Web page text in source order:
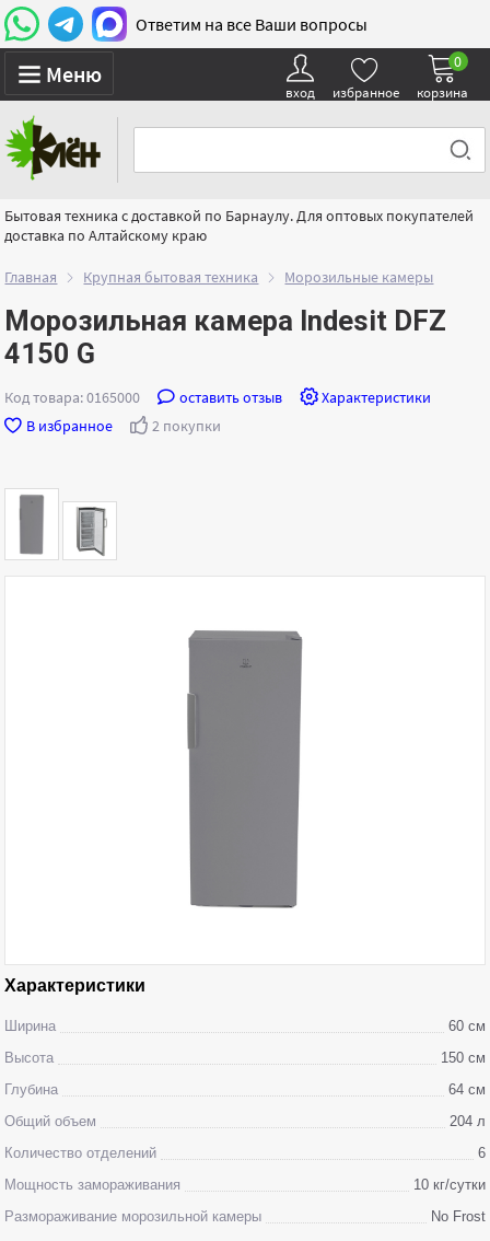
Ответим на все Ваши вопросы
Меню
вход избранное корзина
0
Бытовая техника с доставкой по Барнаулу. Для оптовых покупателей
доставка по Алтайскому краю
Главная Крупная бытовая техника Морозильные камеры
Морозильная камера Indesit DFZ
4150 G
Код товара: 0165000 оставить отзыв
Характеристики
В избранное
2 покупки
Характеристики
Ширина
60 см
Высота
150 см
Глубина
64 см
Общий объем
204 л
Количество отделений
6
Мощность замораживания
10 кг/сутки
Размораживание морозильной камеры
No Frost